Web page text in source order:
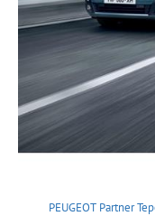
PEUGEOT Partner